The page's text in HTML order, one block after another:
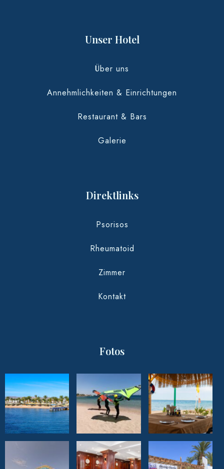
Unser Hotel
Über uns
Annehmlichkeiten & Einrichtungen
Restaurant & Bars
Galerie
Direktlinks
Psorisos
Rheumatoid
Zimmer
Kontakt
Fotos